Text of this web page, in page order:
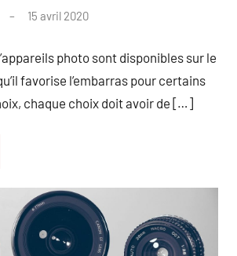
15 avril 2020
photo sont disponibles sur le
favorise l’embarras pour certains
chaque choix doit avoir de […]